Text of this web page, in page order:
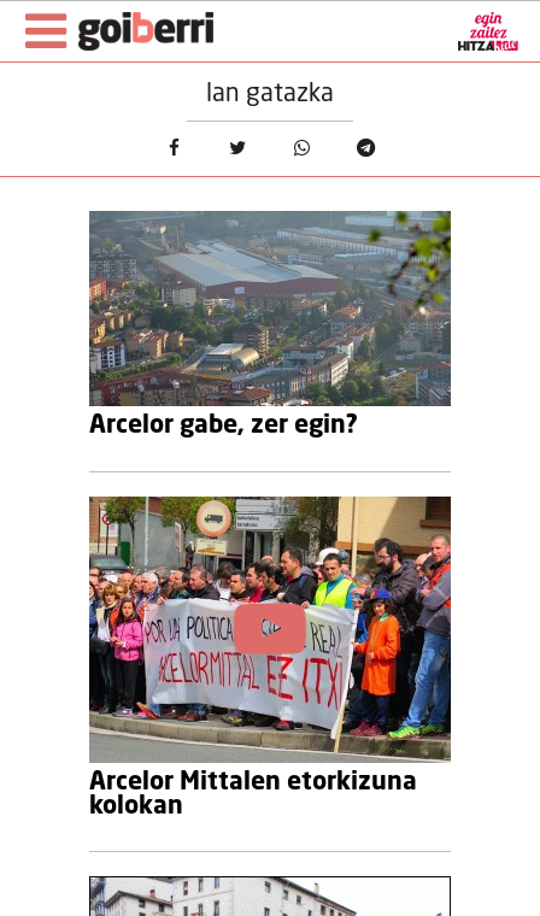
lan gatazka
Arcelor gabe, zer egin?
Arcelor Mittalen etorkizuna
kolokan